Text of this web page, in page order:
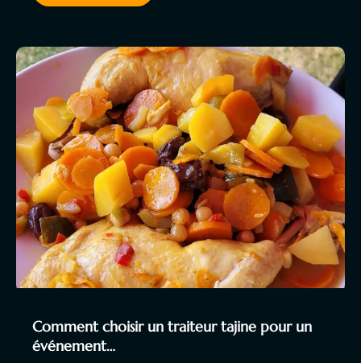
Comment choisir un traiteur tajine pour un
événement…